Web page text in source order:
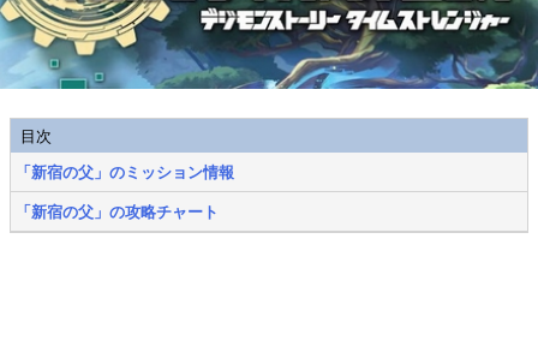
目次
「新宿の父」のミッション情報
「新宿の父」の攻略チャート